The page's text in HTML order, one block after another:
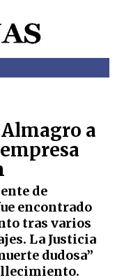
a
de
encontrado
tras varios
La Justicia
dudosa”